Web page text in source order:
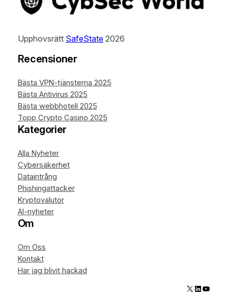
Upphovsrätt SafeState2026
Recensioner
Bästa VPN-tjänsterna 2025
Bästa Antivirus 2025
Bästa webbhotell 2025
Topp Crypto Casino 2025
Kategorier
Alla Nyheter
Cybersäkerhet
Dataintrång
Phishingattacker
Kryptovalutor
AI-nyheter
Om
Om Oss
Kontakt
Har jag blivit hackad
X LinkedIn YouTube